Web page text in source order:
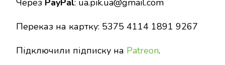
Через PayPal: ua.pik.ua@gmail.com
Переказ на картку: 5375 4114 1891 9267
Підключили підписку на Patreon.